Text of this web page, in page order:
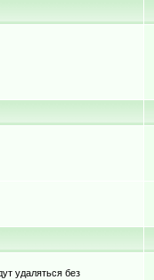
удаляться без